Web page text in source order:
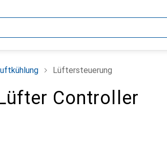
Lüftersteuerung
Controller